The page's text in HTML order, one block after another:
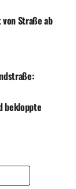
Straße ab
bekloppte